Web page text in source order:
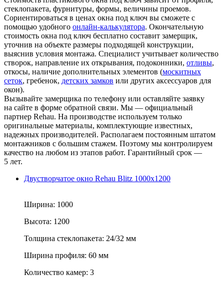
стеклопакета, фурнитуры, формы, величины проемов.
Сориентироваться в ценах окна под ключ вы сможете с
помощью удобного онлайн-калькулятора. Окончательную
стоимость окна под ключ бесплатно составит замерщик,
уточнив на объекте размеры подходящей конструкции,
выяснив условия монтажа. Специалист учитывает количество
створок, направление их открывания, подоконники, отливы,
откосы, наличие дополнительных элементов (москитных
сеток, гребенок, детских замков или других аксессуаров для
окон).
Вызывайте замерщика по телефону или оставляйте заявку
на сайте в форме обратной связи. Мы — официальный
партнер Rehau. На производстве используем только
оригинальные материалы, комплектующие известных,
надежных производителей. Располагаем постоянным штатом
монтажников с большим стажем. Поэтому мы контролируем
качество на любом из этапов работ. Гарантийный срок —
5 лет.
Двустворчатое окно Rehau Blitz 1000x1200
Ширина: 1000
Высота: 1200
Толщина стеклопакета: 24/32 мм
Ширина профиля: 60 мм
Количество камер: 3